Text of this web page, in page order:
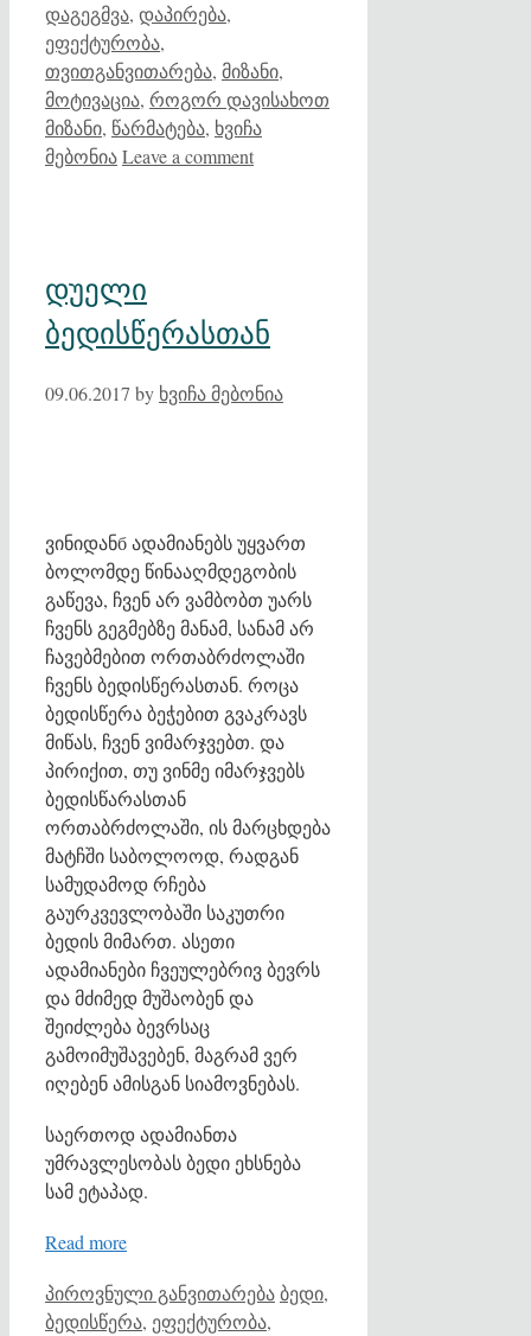
დაგეგმვა, დაპირება,
ეფექტურობა,
თვითგანვითარება, მიზანი,
მოტივაცია, როგორ დავისახოთ
მიზანი, წარმატება, ხვიჩა
მებონიაLeave a comment
დუელი
ბედისწერასთან
09.06.2017 by ხვიჩა მებონია
ვინიდანб ადამიანებს უყვართ
ბოლომდე წინააღმდეგობის
გაწევა, ჩვენ არ ვამბობთ უარს
ჩვენს გეგმებზე მანამ, სანამ არ
ჩავებმებით ორთაბრძოლაში
ჩვენს ბედისწერასთან. როცა
ბედისწერა ბეჭებით გვაკრავს
მიწას, ჩვენ ვიმარჯვებთ. და
პირიქით, თუ ვინმე იმარჯვებს
ბედისწარასთან
ორთაბრძოლაში, ის მარცხდება
მატჩში საბოლოოდ, რადგან
სამუდამოდ რჩება
გაურკვევლობაში საკუთრი
ბედის მიმართ. ასეთი
ადამიანები ჩვეულებრივ ბევრს
და მძიმედ მუშაობენ და
შეიძლება ბევრსაც
გამოიმუშავებენ, მაგრამ ვერ
იღებენ ამისგან სიამოვნებას.
საერთოდ ადამიანთა
უმრავლესობას ბედი ეხსნება
სამ ეტაპად.
Read more
Categories
პიროვნული განვითარებაTags
ბედი,
ბედისწერა, ეფექტურობა,